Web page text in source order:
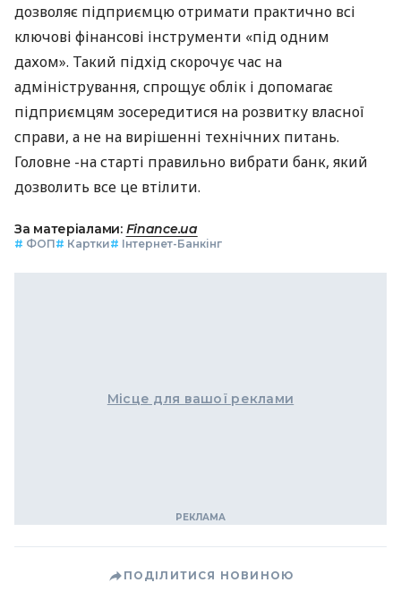
дозволяє підприємцю отримати практично всі
ключові фінансові інструменти «під одним
дахом». Такий підхід скорочує час на
адміністрування, спрощує облік і допомагає
підприємцям зосередитися на розвитку власної
справи, а не на вирішенні технічних питань.
Головне -на старті правильно вибрати банк, який
дозволить все це втілити.
За матеріалами: Finance.ua
# ФОП# Картки# Інтернет-Банкінг
Місце для вашої реклами
ПОДІЛИТИСЯ НОВИНОЮ